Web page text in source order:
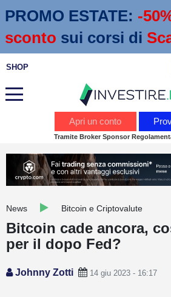
PROMO ESTATE: -
sconto sui corsi di
SHOP
Calendario economico
Trading
Apri un conto
Tramite Broker Sponsor
News Bitcoin e Criptovalute
Bitcoin cade ancora,
per il dopo Fed?
Johnny Zotti 14 giu 2023 - 16:17